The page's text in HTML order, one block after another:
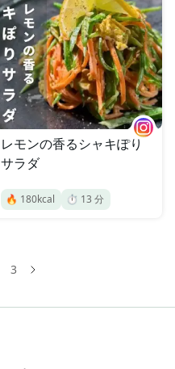
レモンの香るシャキぽり
サラダ
🔥 180kcal ⏱️ 13 分
3